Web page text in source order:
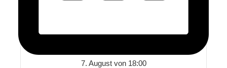
7. August von 18:00